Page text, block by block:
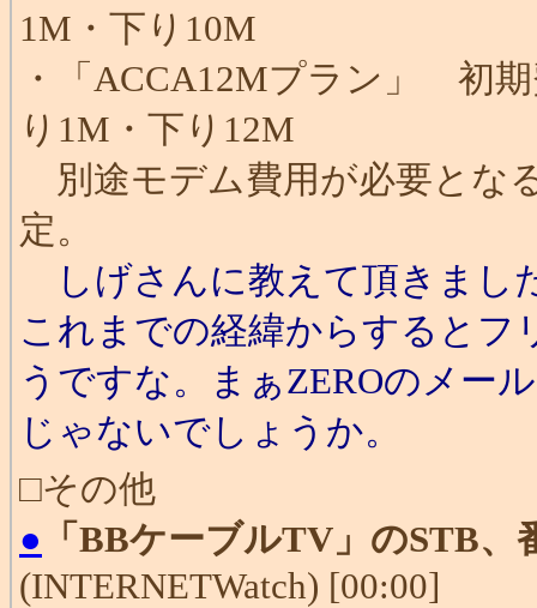
1M・下り10M
・「ACCA12Mプラン」 初
り1M・下り12M
別途モデム費用が必要とな
定。
しげさんに教えて頂きまし
これまでの経緯からするとフ
うですな。まぁZEROのメー
じゃないでしょうか。
□その他
● 「BBケーブルTV」のSTB
(INTERNETWatch) [00:00]